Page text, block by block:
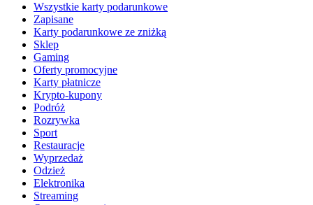
Wszystkie karty podarunkowe
Zapisane
Karty podarunkowe ze zniżką
Sklep
Gaming
Oferty promocyjne
Karty płatnicze
Krypto-kupony
Podróż
Rozrywka
Sport
Restauracje
Wyprzedaż
Odzież
Elektronika
Streaming